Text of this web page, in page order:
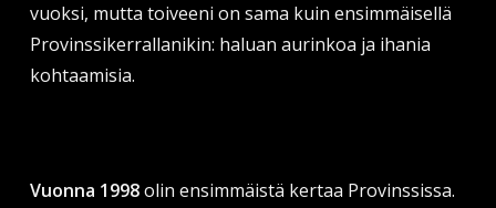
vuoksi, mutta toiveeni on sama kuin ensimmäisellä
Provinssikerrallanikin: haluan aurinkoa ja ihania
kohtaamisia.
Vuonna 1998olin ensimmäistä kertaa Provinssissa.